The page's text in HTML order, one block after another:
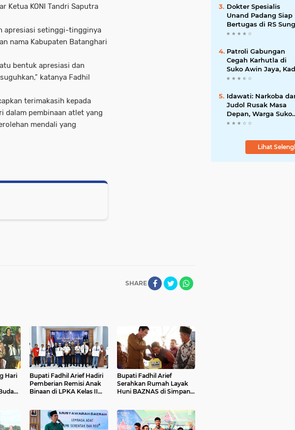
Ketua KONI Tandri Saputra
apresiasi setinggi-tingginya
nama Kabupaten Batanghari
bentuk apresiasi dan
katanya Fadhil
terimakasih kepada
dalam pembinaan atlet yang
mendali yang
SHARE
Hari
Bupati Fadhil Arief Hadiri
Pemberian Remisi Anak
Binaan di LPKA Kelas II
Bupati Fadhil Arief
Serahkan Rumah Layak
Huni BAZNAS di Simpang
Dokter Spesialis
Unand Padang Siap
Bertugas di RS
Bahar, Bupati BBS
Patroli Gabungan
Cegah Karhutla di
Suko Awin Jaya,
Idawati Gandeng PT
Idawati: Narkoba
Judol Rusak Masa
Depan, Warga Suko
Awin Jaya Diminta
Lihat